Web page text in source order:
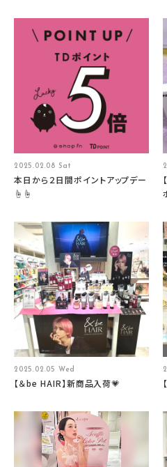
2025.02.08 Sat
本日から２日間ポイントアップデー
☝☝
2025.02.05 Wed
【＆be HAIR】新商品入荷💗